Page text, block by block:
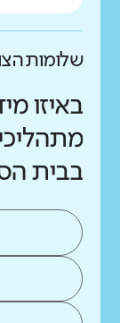
שלומות
באיזו
בבית